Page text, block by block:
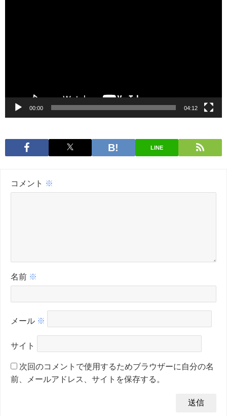
00:00 04:12
LINE
コメント ※
名前 ※
メール ※
サイト
次回のコメントで使用するためブラウザーに自分の名
前、メールアドレス、サイトを保存する。